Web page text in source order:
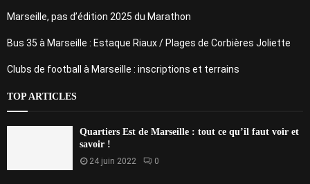
Marseille, pas d’édition 2025 du Marathon
Bus 35 à Marseille : Estaque Riaux / Plages de Corbières Joliette
Clubs de football à Marseille : inscriptions et terrains
TOP ARTICLES
Quartiers Est de Marseille : tout ce qu’il faut voir et
savoir !
24 juin 2022 0